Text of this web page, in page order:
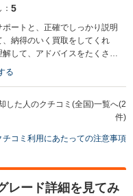
5
ートと、正確でしっかり説明
納得のいく買取をしてくれ
して、アドバイスをたくさん
る
した人のクチコミ(全国)一覧へ(2
件)
チコミ利用にあたっての注意事項
レード詳細を見てみ